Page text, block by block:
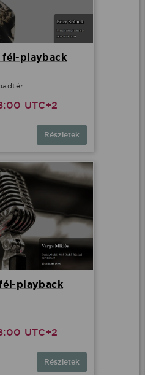
fél-playback
UTC+2
Részletek
playback
UTC+2
Részletek